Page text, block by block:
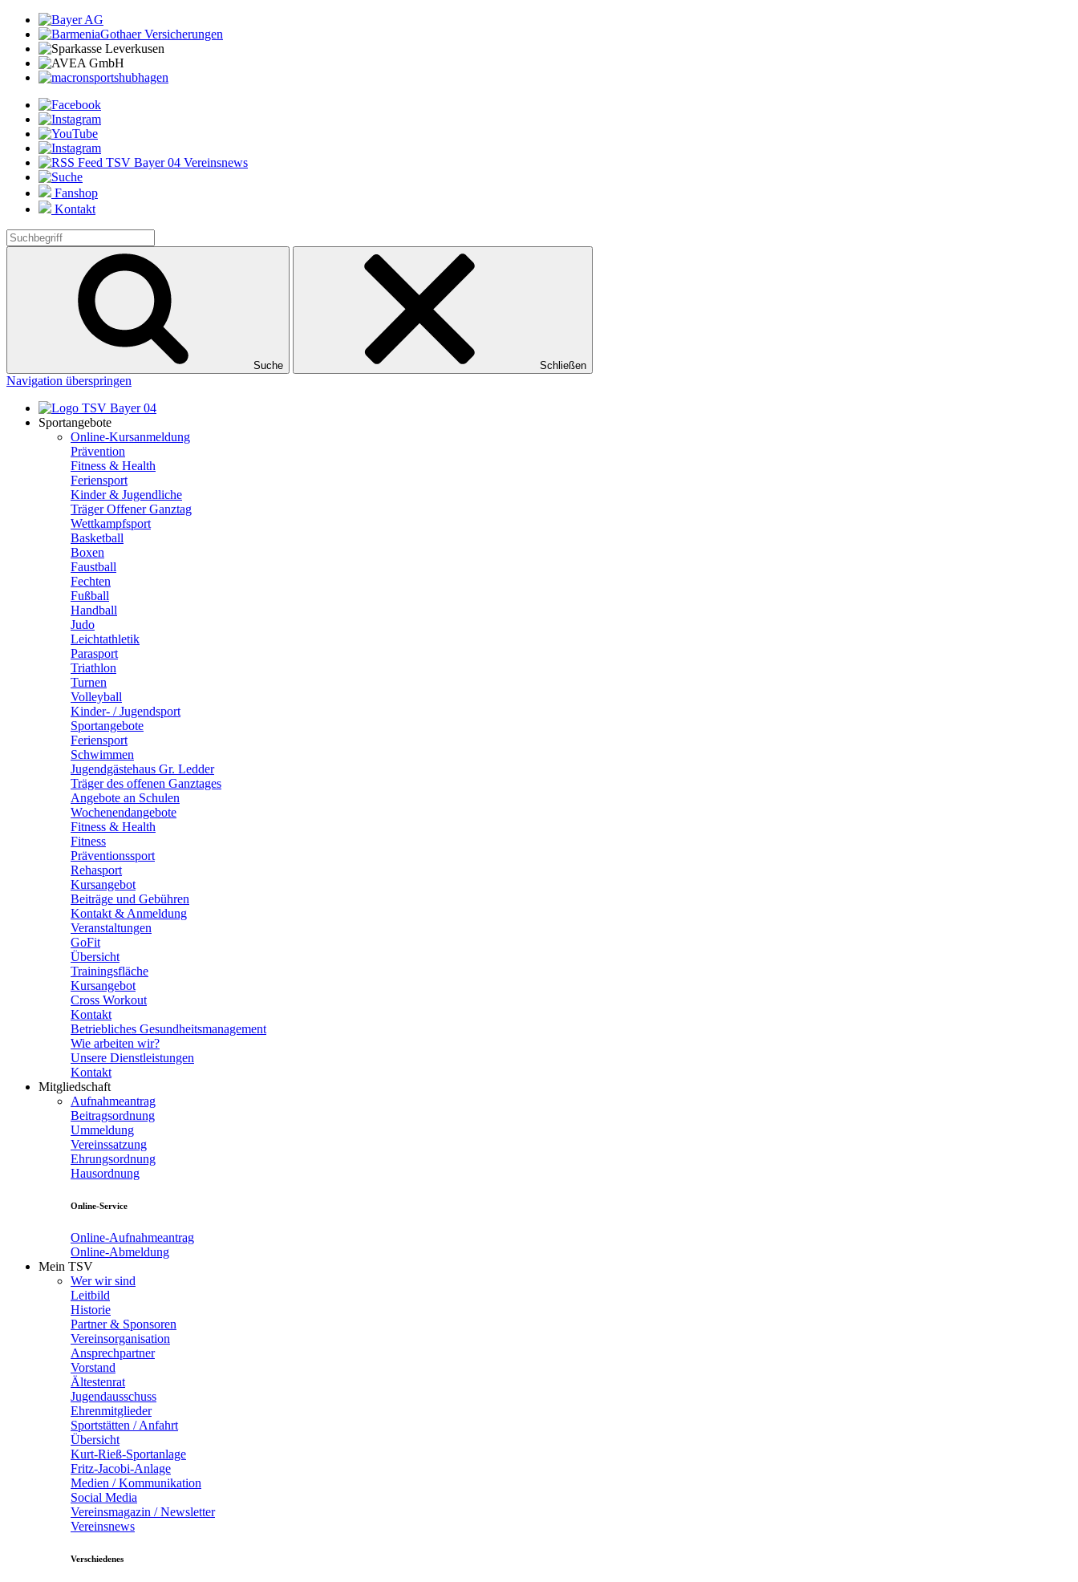
Fanshop
Kontakt
Suche Schließen
Navigation überspringen
Sportangebote
Online-Kursanmeldung
Prävention
Fitness & Health
Feriensport
Kinder & Jugendliche
Träger Offener Ganztag
Wettkampfsport
Basketball
Boxen
Faustball
Fechten
Fußball
Handball
Judo
Leichtathletik
Parasport
Triathlon
Turnen
Volleyball
Kinder- / Jugendsport
Sportangebote
Feriensport
Schwimmen
Jugendgästehaus Gr. Ledder
Träger des offenen Ganztages
Angebote an Schulen
Wochenendangebote
Fitness & Health
Fitness
Präventionssport
Rehasport
Kursangebot
Beiträge und Gebühren
Kontakt & Anmeldung
Veranstaltungen
GoFit
Übersicht
Trainingsfläche
Kursangebot
Cross Workout
Kontakt
Betriebliches Gesundheitsmanagement
Wie arbeiten wir?
Unsere Dienstleistungen
Kontakt
Mitgliedschaft
Aufnahmeantrag
Beitragsordnung
Ummeldung
Vereinssatzung
Ehrungsordnung
Hausordnung
Online-Service
Online-Aufnahmeantrag
Online-Abmeldung
Mein TSV
Wer wir sind
Leitbild
Historie
Partner & Sponsoren
Vereinsorganisation
Ansprechpartner
Vorstand
Ältestenrat
Jugendausschuss
Ehrenmitglieder
Sportstätten / Anfahrt
Übersicht
Kurt-Rieß-Sportanlage
Fritz-Jacobi-Anlage
Medien / Kommunikation
Social Media
Vereinsmagazin / Newsletter
Vereinsnews
Verschiedenes